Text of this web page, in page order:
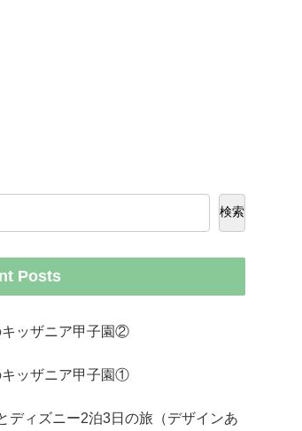
検索
Posts
ッザニア甲子園②
ッザニア甲子園①
ディズニー2泊3日の旅（デザインあ